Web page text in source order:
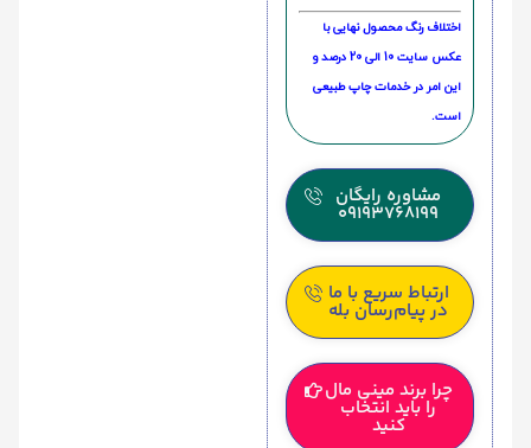
اختلاف رنگ محصول نهایی با
عکس سایت 10 الی 20 درصد و
این امر در خدمات چاپ طبیعی
است.
مشاوره رایگان
09193768199
ارتباط سریع با ما
در پیام‌رسان بله
چرا برند مینی مال
را باید انتخاب
کنید